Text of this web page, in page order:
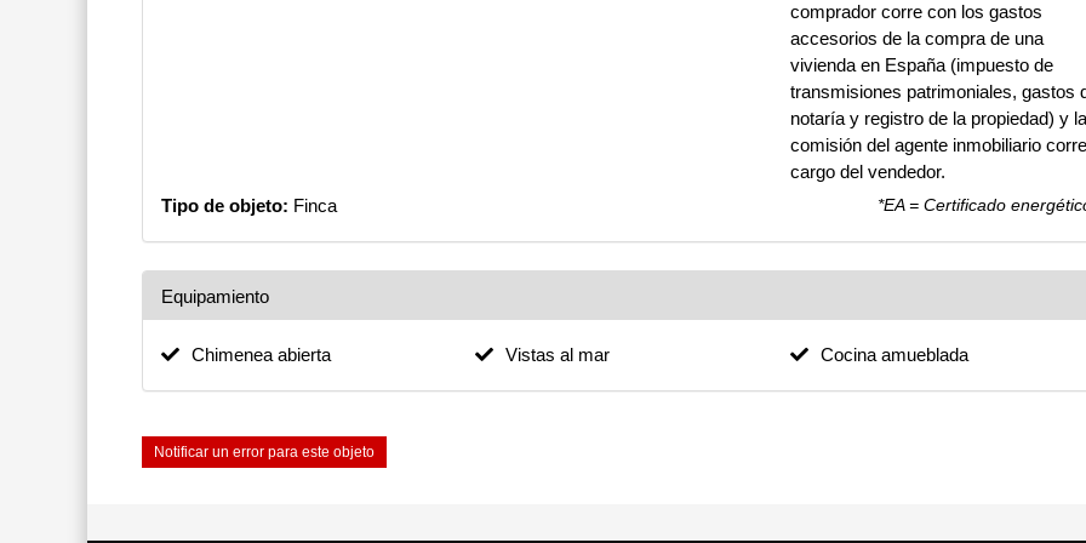
comprador corre con los gastos
accesorios de la compra de una
vivienda en España (impuesto de
transmisiones patrimoniales, gastos
notaría y registro de la propiedad) y la
comisión del agente inmobiliario
cargo del vendedor.
Tipo de objeto: Finca *EA = Certificado
Equipamiento
Chimenea abierta Vistas al mar Cocina amueblada
Notificar un error para este objeto